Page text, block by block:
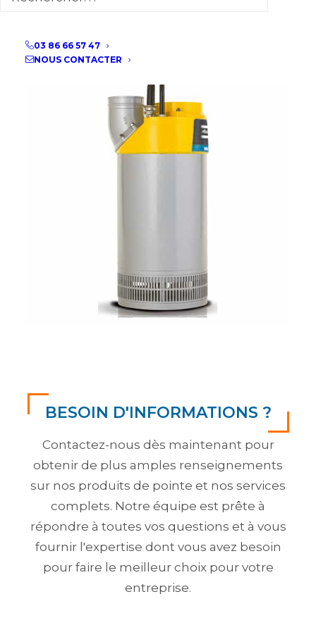
03 86 66 57 47
NOUS CONTACTER
BESOIN D'INFORMATIONS ?
Contactez-nous dès maintenant pour
obtenir de plus amples renseignements
sur nos produits de pointe et nos services
complets. Notre équipe est prête à
répondre à toutes vos questions et à vous
fournir l'expertise dont vous avez besoin
pour faire le meilleur choix pour votre
entreprise.